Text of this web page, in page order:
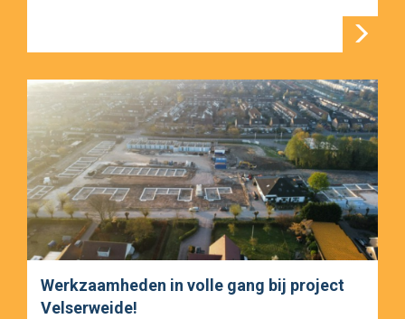
Werkzaamheden in volle gang bij project
Velserweide!